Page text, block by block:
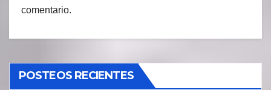
comentario.
POSTEOS RECIENTES